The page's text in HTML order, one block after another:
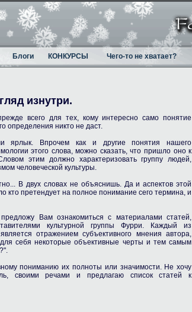
Блоги КОНКУРСЫ Чего-то не хватает?
изнутри.
всего для тех, кому интересно само понятие
определения никто не даст.
ярлык. Впрочем как и другие понятия нашего
этого слова, можно сказать, что пришло оно к
этим должно характеризовать группу людей,
человеческой культуры.
В двух словах не объяснишь. Да и аспектов этой
кто претендует на полное понимание сего термина, и
Вам ознакомиться с материалами статей,
культурной группы Фурри. Каждый из
отражением субъективного мнения автора,
себя некоторые объективные черты и тем самым
пониманию их полноты или значимости. Не хочу
своими речами и предлагаю список статей к